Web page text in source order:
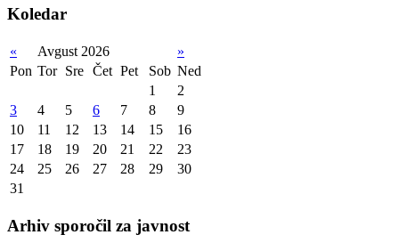
Koledar
« Avgust 2026
»
Pon Tor Sre Čet Pet Sob Ned
1
2
3
4 5 6 7 8
9
10
11 12 13 14 15
16
17
18 19 20 21 22
23
24
25 26 27 28 29
30
31
Arhiv sporočil za javnost